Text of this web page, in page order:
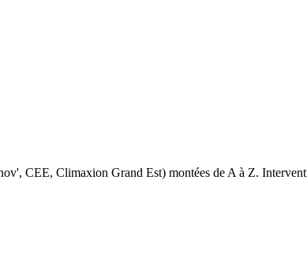
CEE, Climaxion Grand Est) montées de A à Z.